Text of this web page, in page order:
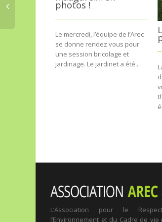
photos !
Le mercredi, l’équipe de l’Arec
se donne rendez vous pour
une session bricolage et
jardinage. Le jardinet a été...
L’Association pour le
l’Environnement et du Cadre de vie